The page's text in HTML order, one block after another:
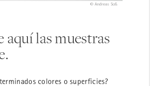
© Andreas Süß
aquí las muestras
colores o superficies?